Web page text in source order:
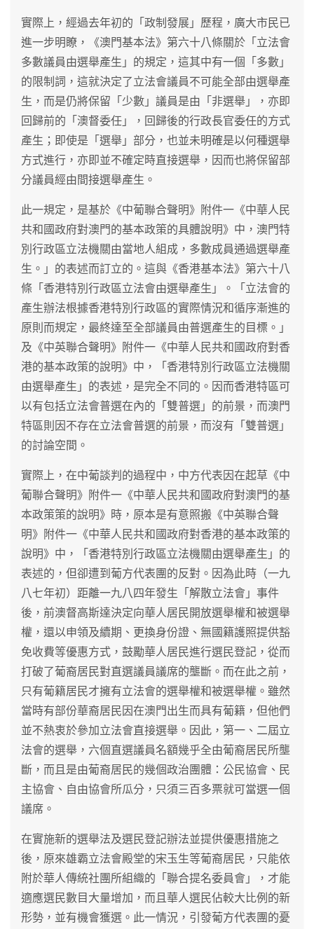
實際上，經過去年初的「政制發展」歷程，廣大市民已
進一步明瞭，《澳門基本法》第六十八條關於「立法會
多數議員由選舉產生」的規定，這其中有一個「多數」
的限制詞，這就決定了立法會議員不可能全部由選舉產
生，而是仍將保留「少數」議員是由「非選舉」，亦即
回歸前的「澳督委任」，回歸後的行政長官委任的方式
產生；即使是「選舉」部分，也並未明確是以何種選舉
方式進行，亦即並不確定時直接選舉，因而也將保留部
分議員經由間接選舉產生。
此一規定，是基於《中葡聯合聲明》附件一《中華人民
共和國政府對澳門的基本政策的具體說明》中，澳門特
別行政區立法機關由當地人組成，多數成員通過選舉產
生。」的表述而訂立的。這與《香港基本法》第六十八
條「香港特別行政區立法會由選舉產生」。「立法會的
產生辦法根據香港特別行政區的實際情況和循序漸進的
原則而規定，最終達至全部議員由普選產生的目標。」
及《中英聯合聲明》附件一《中華人民共和國政府對香
港的基本政策的說明》中，「香港特別行政區立法機關
由選舉產生」的表述，是完全不同的。因而香港特區可
以有包括立法會普選在內的「雙普選」的前景，而澳門
特區則因不存在立法會普選的前景，而沒有「雙普選」
的討論空間。
實際上，在中葡談判的過程中，中方代表因在起草《中
葡聯合聲明》附件一《中華人民共和國政府對澳門的基
本政策策的說明》時，原本是有意照搬《中英聯合聲
明》附件一《中華人民共和國政府對香港的基本政策的
說明》中，「香港特別行政區立法機關由選舉產生」的
表述的，但卻遭到葡方代表團的反對。因為此時（一九
八七年初）距離一九八四年發生「解散立法會」事件
後，前澳督高斯達決定向華人居民開放選舉權和被選舉
權，還以申領及續期、更換身份證、無國籍護照提供豁
免收費等優惠方式，鼓勵華人居民進行選民登記，從而
打破了葡裔居民對直選議員議席的壟斷。而在此之前，
只有葡籍居民才擁有立法會的選舉權和被選舉權。雖然
當時有部份華裔居民因在澳門出生而具有葡籍，但他們
並不熱衷於參加立法會直接選舉。因此，第一、二屆立
法會的選舉，六個直選議員名額幾乎全由葡裔居民所壟
斷，而且是由葡裔居民的幾個政治團體：公民協會、民
主協會、自由協會所瓜分，只須三百多票就可當選一個
議席。
在實施新的選舉法及選民登記辦法並提供優惠措施之
後，原來雄霸立法會殿堂的宋玉生等葡裔居民，只能依
附於華人傳統社團所組織的「聯合提名委員會」，才能
適應選民數目大量增加，而且華人選民佔較大比例的新
形勢，並有機會獲選。此一情況，引發葡方代表團的憂